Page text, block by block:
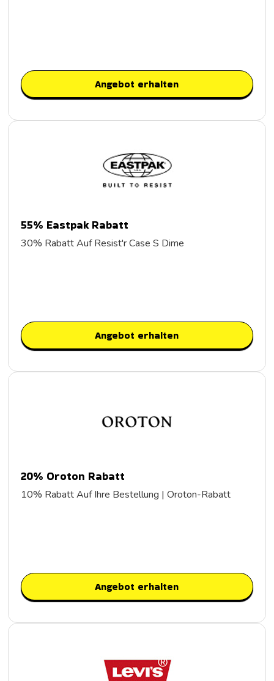
Angebot erhalten
55% Eastpak Rabatt
30% Rabatt Auf Resist'r Case S Dime
Angebot erhalten
20% Oroton Rabatt
10% Rabatt Auf Ihre Bestellung | Oroton-Rabatt
Angebot erhalten